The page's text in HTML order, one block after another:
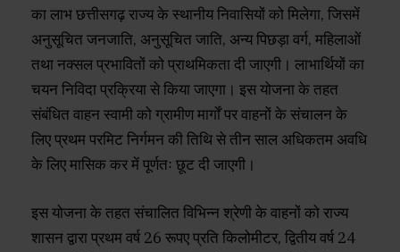
का लाभ छत्तीसगढ़ राज्य के स्थानीय निवासियों को मिलेगा, जिसमें
अनुसूचित जनजाति, अनुसूचित जाति, अन्य पिछड़ा वर्ग, महिलाओं
तथा नक्सल प्रभावितों को प्राथमिकता दी जाएगी। लाभार्थियों का
चयन निविदा प्रक्रिया से किया जाएगा। इस योजना के तहत
संबंधित वाहन स्वामी को ग्रामीण मार्गाें पर वाहनों के संचालन के
लिए प्रथम परमिट निर्गमन की तिथि से तीन साल अधिकतम अवधि
के लिए मासिक कर में पूर्णतः छूट दी जाएगी।
इस योजना के तहत संचालित विभिन्न श्रेणी के वाहनों को राज्य
शासन द्वारा प्रथम वर्ष 26 रूपए प्रति किलोमीटर, द्वितीय वर्ष 24